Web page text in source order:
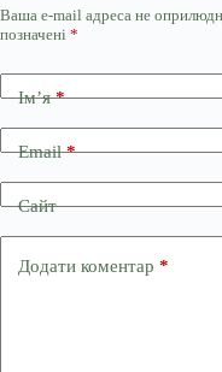
Ваша e-mail адреса не
позначені *
Ім’я*
Email*
Сайт
Додати коментар *